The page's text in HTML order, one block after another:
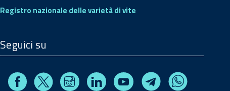
Registro nazionale delle varietà di vite
Seguici su
Facebook
X InstagramLinkedinYoutube TelegramWhatsapp